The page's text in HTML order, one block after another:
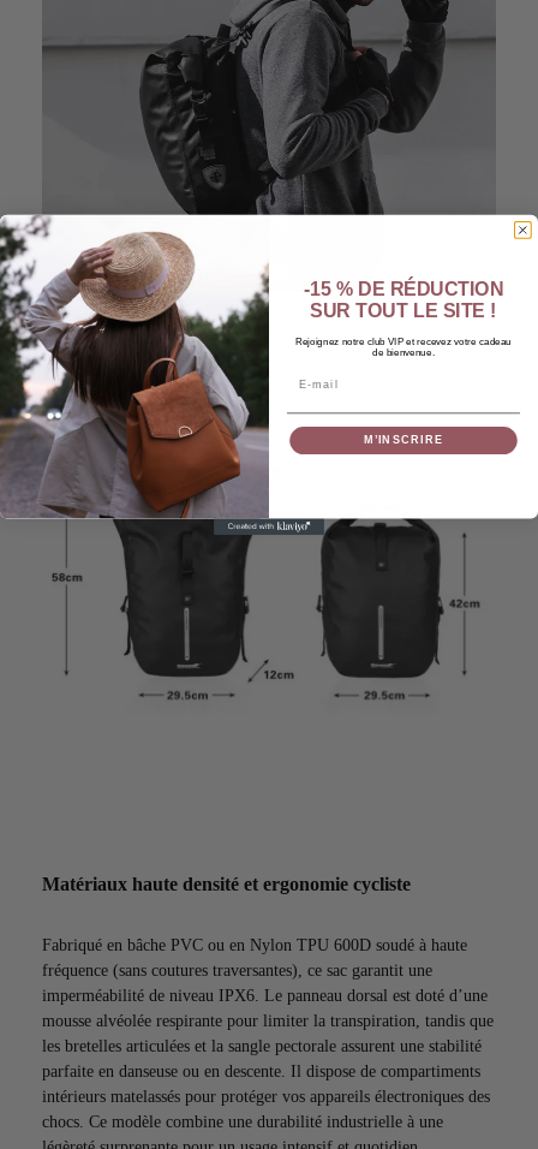
Matériaux haute densité et ergonomie cycliste
Fabriqué en bâche PVC ou en Nylon TPU 600D soudé à haute
fréquence (sans coutures traversantes), ce sac garantit une
imperméabilité de niveau IPX6. Le panneau dorsal est doté d’une
mousse alvéolée respirante pour limiter la transpiration, tandis que
les bretelles articulées et la sangle pectorale assurent une stabilité
parfaite en danseuse ou en descente. Il dispose de compartiments
intérieurs matelassés pour protéger vos appareils électroniques des
chocs. Ce modèle combine une durabilité industrielle à une
-15 % DE RÉDUCTION
SUR TOUT LE SITE !
Rejoignez notre club VIP et recevez votre cadeau
de bienvenue.
M’INSCRIRE